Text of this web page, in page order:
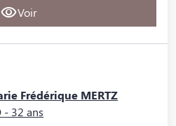
Voir
Frédérique MERTZ
- 32 ans